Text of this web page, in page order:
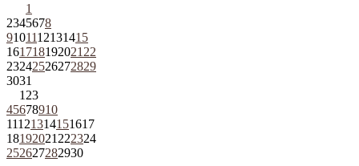
1
2345678
9101112131415
161718192021 22
23242526272829
3031
1 23
45678910
11121314151617
18192021 222324
252627282930